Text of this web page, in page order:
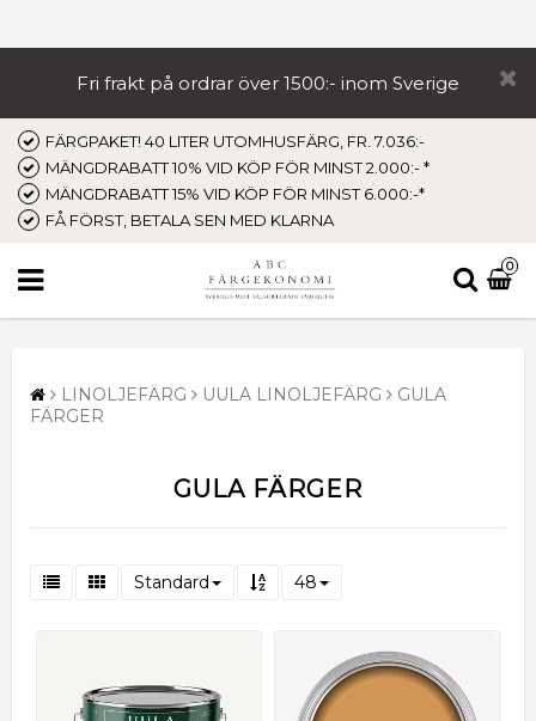
Fri frakt på ordrar över 1500:- inom Sverige
FÄRGPAKET! 40 LITER UTOMHUSFÄRG, FR. 7.036:-
MÄNGDRABATT 10% VID KÖP FÖR MINST 2.000:- *
MÄNGDRABATT 15% VID KÖP FÖR MINST 6.000:-*
FÅ FÖRST, BETALA SEN MED KLARNA
0
LINOLJEFÄRG UULA LINOLJEFÄRG
GULA
FÄRGER
GULA FÄRGER
Standard 48